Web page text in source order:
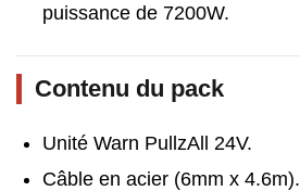
puissance de 7200W.
Contenu du pack
Unité Warn PullzAll 24V.
Câble en acier (6mm x 4.6m).